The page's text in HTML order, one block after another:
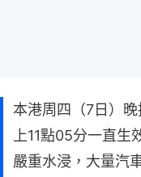
本港周四（7日）
上11點05分一直
嚴重水浸，大量汽